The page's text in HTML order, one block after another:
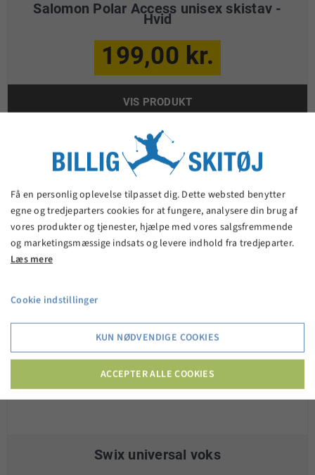
Salomon Polar Access unisex skistav -
Hvid
199,00 kr.
VIS PRODUKT
Swix universal voks
Få en personlig oplevelse tilpasset dig. Dette websted benytter
egne og tredjeparters cookies for at fungere, analysere din brug af
vores produkter og tjenester, hjælpe med vores salgsfremmende
og marketingsmæssige indsats og levere indhold fra tredjeparter.
Læs mere
Cookie indstillinger
KUN NØDVENDIGE COOKIES
ACCEPTER ALLE COOKIES